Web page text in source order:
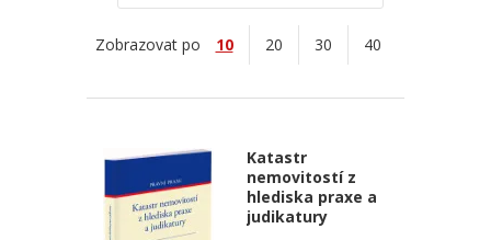
Zobrazovat po 10 20 30 40
Katastr
nemovitostí z
hlediska praxe a
judikatury